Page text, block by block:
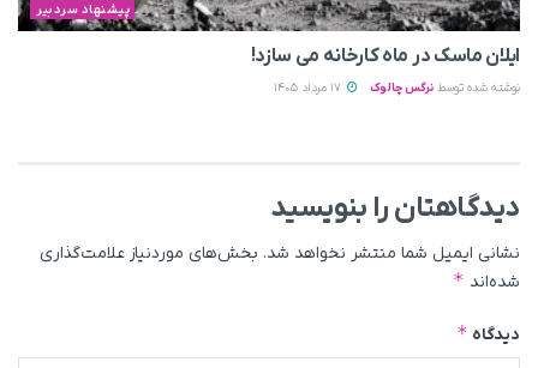
پیشنهاد سردبیر
ایلان ماسک در ماه کارخانه می سازد!
نوشته شده توسط نرگس چالوک
دیدگاهتان را بنویسید
نشانی ایمیل شما منتشر نخواهد شد. بخش‌های موردنیاز علامت‌گذاری
شده‌اند *
دیدگاه *